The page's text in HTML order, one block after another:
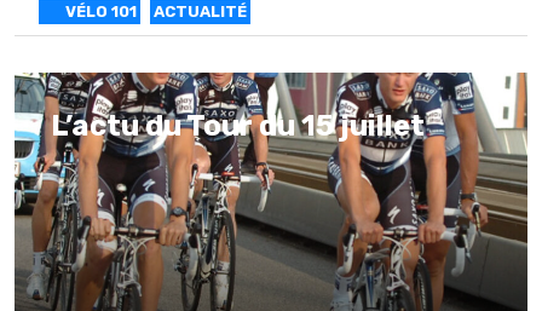
VÉLO 101 ACTUALITÉ
L’actu du Tour du 15 juillet